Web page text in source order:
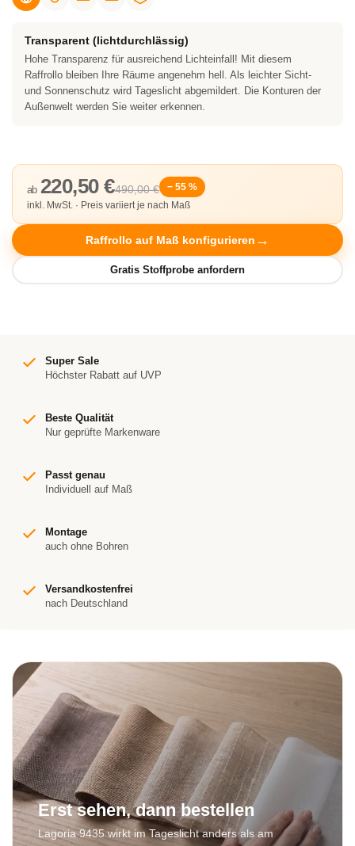
Transparent (lichtdurchlässig)
Hohe Transparenz für ausreichend Lichteinfall! Mit diesem
Raffrollo bleiben Ihre Räume angenehm hell. Als leichter Sicht-
und Sonnenschutz wird Tageslicht abgemildert. Die Konturen der
Außenwelt werden Sie weiter erkennen.
490,00 €
ab 220,50 €
− 55 %
inkl. MwSt. · Preis variiert je nach Maß
Raffrollo auf Maß konfigurieren
Super Sale
Höchster Rabatt auf UVP
Beste Qualität
Nur geprüfte Markenware
Passt genau
Individuell auf Maß
Montage
auch ohne Bohren
Versandkostenfrei
nach Deutschland
Erst sehen, dann bestellen
Lagoria 9435 wirkt im Tageslicht anders als am